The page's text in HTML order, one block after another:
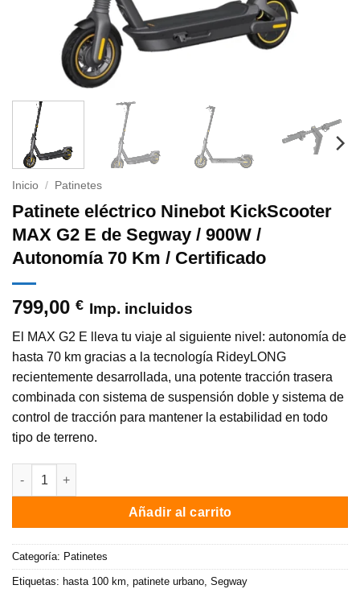
Inicio / Patinetes
Patinete eléctrico Ninebot KickScooter
MAX G2 E de Segway / 900W /
Autonomía 70 Km / Certificado
799,00 € Imp. incluidos
El MAX G2 E lleva tu viaje al siguiente nivel: autonomía de
hasta 70 km gracias a la tecnología RideyLONG
recientemente desarrollada, una potente tracción trasera
combinada con sistema de suspensión doble y sistema de
control de tracción para mantener la estabilidad en todo
tipo de terreno.
Patinete eléctrico Ninebot KickScooter MAX G2 E de Segway
Añadir al carrito
Categoría: Patinetes
Etiquetas: hasta 100 km, patinete urbano, Segway